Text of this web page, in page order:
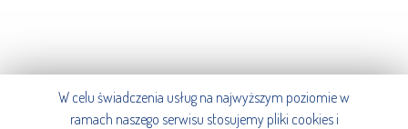
W celu świadczenia usług na najwyższym poziomie w
ramach naszego serwisu stosujemy pliki cookies i